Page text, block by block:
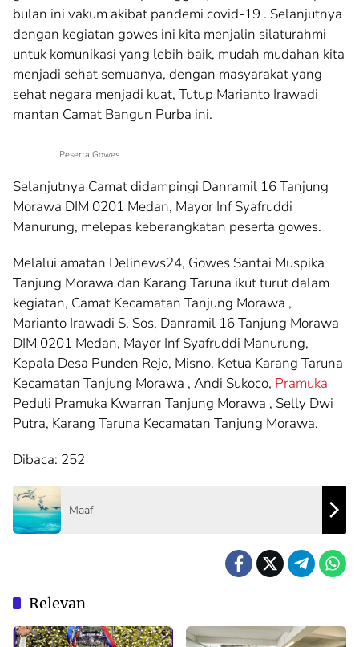
bulan ini vakum akibat pandemi covid-19 . Selanjutnya
dengan kegiatan gowes ini kita menjalin silaturahmi
untuk komunikasi yang lebih baik, mudah mudahan kita
menjadi sehat semuanya, dengan masyarakat yang
sehat negara menjadi kuat, Tutup Marianto Irawadi
mantan Camat Bangun Purba ini.
Peserta Gowes
Selanjutnya Camat didampingi Danramil 16 Tanjung
Morawa DIM 0201 Medan, Mayor Inf Syafruddi
Manurung, melepas keberangkatan peserta gowes.
Melalui amatan Delinews24, Gowes Santai Muspika
Tanjung Morawa dan Karang Taruna ikut turut dalam
kegiatan, Camat Kecamatan Tanjung Morawa ,
Marianto Irawadi S. Sos, Danramil 16 Tanjung Morawa
DIM 0201 Medan, Mayor Inf Syafruddi Manurung,
Kepala Desa Punden Rejo, Misno, Ketua Karang Taruna
Kecamatan Tanjung Morawa , Andi Sukoco, Pramuka
Peduli Pramuka Kwarran Tanjung Morawa , Selly Dwi
Putra, Karang Taruna Kecamatan Tanjung Morawa.
Dibaca: 252
Maaf
Relevan